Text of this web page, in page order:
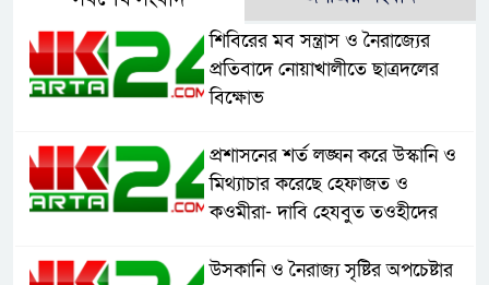
শিবিরের মব সন্ত্রাস ও নৈরাজ্যের
প্রতিবাদে নোয়াখালীতে ছাত্রদলের
বিক্ষোভ
প্রশাসনের শর্ত লঙ্ঘন করে উস্কানি ও
মিথ্যাচার করেছে হেফাজত ও
কওমীরা- দাবি হেযবুত তওহীদের
উসকানি ও নৈরাজ্য সৃষ্টির অপচেষ্টার